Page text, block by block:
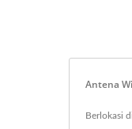
Antena
Berlokasi